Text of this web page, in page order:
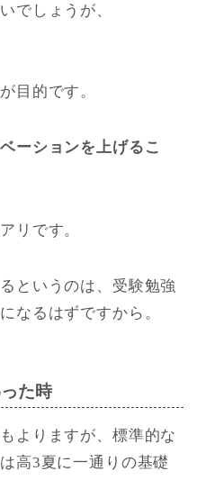
でしょうが、
目的です。
ーションを上げるこ
リです。
というのは、受験勉強
なるはずですから。
た時
よりますが、標準的な
高3夏に一通りの基礎